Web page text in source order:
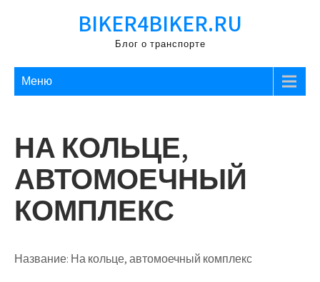
BIKER4BIKER.RU
Блог о транспорте
Меню
НА КОЛЬЦЕ,
АВТОМОЕЧНЫЙ
КОМПЛЕКС
Название: На кольце, автомоечный комплекс